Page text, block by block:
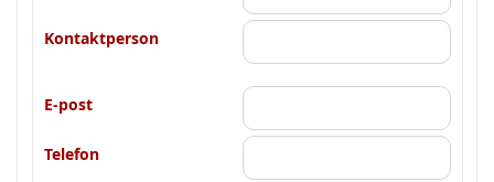
Kontaktperson
E-post
Telefon